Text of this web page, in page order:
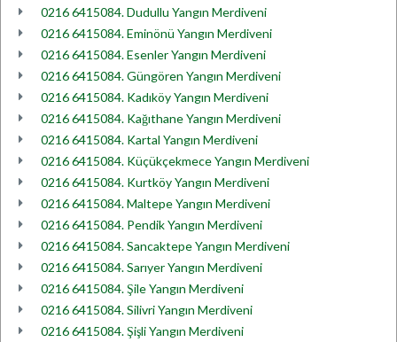
0216 6415084. Dudullu Yangın Merdiveni
0216 6415084. Eminönü Yangın Merdiveni
0216 6415084. Esenler Yangın Merdiveni
0216 6415084. Güngören Yangın Merdiveni
0216 6415084. Kadıköy Yangın Merdiveni
0216 6415084. Kağıthane Yangın Merdiveni
0216 6415084. Kartal Yangın Merdiveni
0216 6415084. Küçükçekmece Yangın Merdiveni
0216 6415084. Kurtköy Yangın Merdiveni
0216 6415084. Maltepe Yangın Merdiveni
0216 6415084. Pendik Yangın Merdiveni
0216 6415084. Sancaktepe Yangın Merdiveni
0216 6415084. Sarıyer Yangın Merdiveni
0216 6415084. Şile Yangın Merdiveni
0216 6415084. Silivri Yangın Merdiveni
0216 6415084. Şişli Yangın Merdiveni